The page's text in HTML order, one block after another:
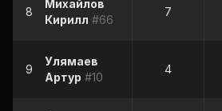
8
Михайлов
Кирилл #66
7
9
Улямаев
Артур #10
4